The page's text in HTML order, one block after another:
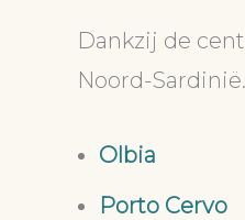
Dankzij de
Noord-
Olbia
Porto Cervo